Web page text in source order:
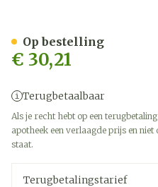
€ 30,21
Terugbetaalbaar
Als je recht hebt op een
apotheek een verlaagde prijs en
staat.
Terugbetalingstarief
Op bestelling